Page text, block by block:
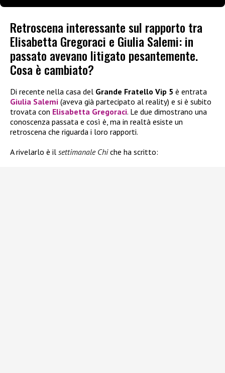
Retroscena interessante sul rapporto tra
Elisabetta Gregoraci e Giulia Salemi: in
passato avevano litigato pesantemente.
Cosa è cambiato?
Di recente nella casa del Grande Fratello Vip 5 è entrata
Giulia Salemi (aveva già partecipato al reality) e si è subito
trovata con Elisabetta Gregoraci. Le due dimostrano una
conoscenza passata e così è, ma in realtà esiste un
retroscena che riguarda i loro rapporti.
A rivelarlo è il settimanale Chiche ha scritto: